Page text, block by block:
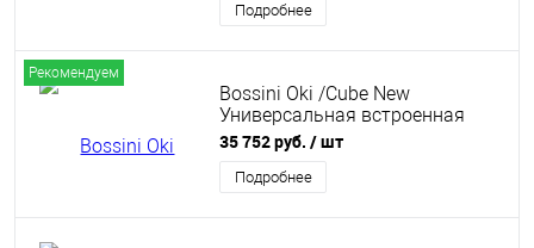
Подробнее
Рекомендуем
Bossini Oki /Cube New
Универсальная встроенная
часть для термостата на 2-5
потребителей, для
Z00002/Z00061 Z001250000
35 752 руб. / шт
Подробнее